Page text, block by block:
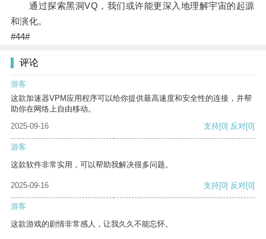
通过探索黑洞VQ，我们或许能更深入地理解宇宙的起源
和演化。
#44#
评论
游客
这款加速器VPM应用程序可以给你提供最高速度和安全性的连接，并帮
助你在网络上自由移动。
2025-09-16
支持[0] 反对[0]
游客
这款软件非常实用，可以帮助我解决很多问题。
2025-09-16 支持[0] 反对[0]
游客
这款游戏的剧情非常感人，让我久久不能忘怀。